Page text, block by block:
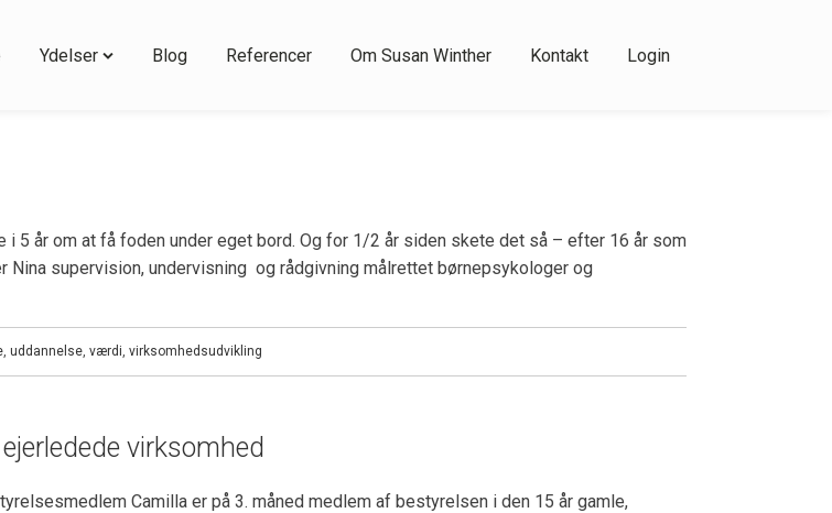
Ydelser Blog Referencer Om Susan Winther Kontakt Login
5 år om at få foden under eget bord. Og for 1/2 år siden skete det så – efter 16 år som
supervision, undervisning og rådgivning målrettet børnepsykologer og
, uddannelse, værdi, virksomhedsudvikling
virksomhed
Camilla er på 3. måned medlem af bestyrelsen i den 15 år gamle,